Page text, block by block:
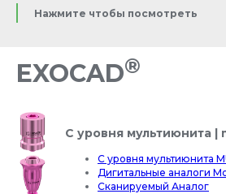
Нажмите чтобы посмотреть
EXOCAD®
С уровня мультиюнита |
С уровня мультиюнита
Дигитальные аналоги
Сканируемый Аналог